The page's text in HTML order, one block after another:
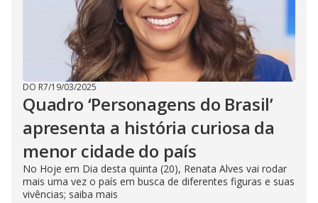
DO R7/19/03/2025
Quadro ‘Personagens do Brasil’
apresenta a história curiosa da
menor cidade do país
No Hoje em Dia desta quinta (20), Renata Alves vai rodar
mais uma vez o país em busca de diferentes figuras e suas
vivências; saiba mais